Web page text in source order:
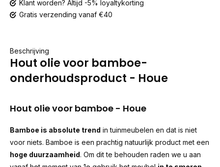
Klant worden? Altijd -5% loyaltykorting
Gratis verzending vanaf €40
Beschrijving
Hout olie voor bamboe-
onderhoudsproduct - Houe
Hout olie voor bamboe - Houe
Bamboe is absolute trend in tuinmeubelen en dat is niet
voor niets. Bamboe is een prachtig natuurlijk product met een
hoge duurzaamheid. Om dit te behouden raden we u aan